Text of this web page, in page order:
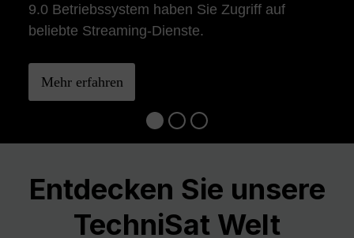
9.0 Betriebssystem haben Sie Zugriff auf
beliebte Streaming-Dienste.
Mehr erfahren
Entdecken Sie unsere
TechniSat Welt